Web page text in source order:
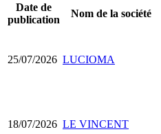
Date de
publication
Nom de la société
25/07/2026 LUCIOMA
18/07/2026 LE VINCENT